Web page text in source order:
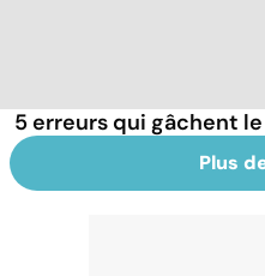
5 erreurs qui gâchent
Plus